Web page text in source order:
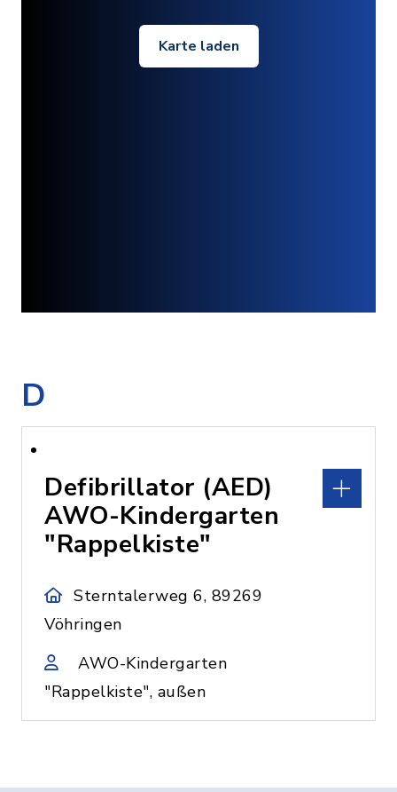
Karte laden
D
Defibrillator (AED)
AWO-Kindergarten
"Rappelkiste"
Sterntalerweg 6, 89269
Vöhringen
AWO-Kindergarten
"Rappelkiste", außen